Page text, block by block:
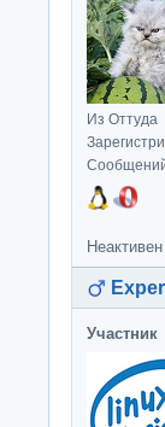
Из Оттуда
Неактивен
Участник